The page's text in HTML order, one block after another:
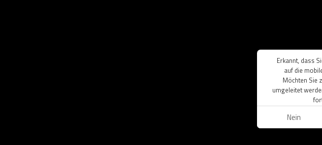
Erkannt, dass
auf die
Möchten Sie
umgeleitet
Nein